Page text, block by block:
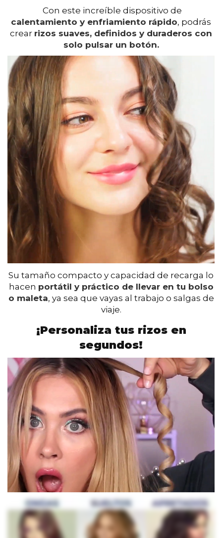
Con este increíble dispositivo de
calentamiento y enfriamiento rápido, podrás
crear rizos suaves, definidos y duraderos con
solo pulsar un botón.
Su tamaño compacto y capacidad de recarga lo
hacen portátil y práctico de llevar en tu bolso
o maleta, ya sea que vayas al trabajo o salgas de
viaje.
¡Personaliza tus rizos en
segundos!